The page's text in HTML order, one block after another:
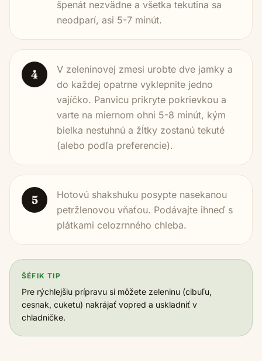
špenát nezvädne a všetka tekutina sa
neodparí, asi 5-7 minút.
4
V zeleninovej zmesi urobte dve jamky a
do každej opatrne vyklepnite jedno
vajíčko. Panvicu prikryte pokrievkou a
varte na miernom ohni 5-8 minút, kým
bielka nestuhnú a žĺtky zostanú tekuté
(alebo podľa preferencie).
5
Hotovú shakshuku posypte nasekanou
petržlenovou vňaťou. Podávajte ihneď s
plátkami celozrnného chleba.
ŠÉFIK TIP
Pre rýchlejšiu prípravu si môžete zeleninu (cibuľu,
cesnak, cuketu) nakrájať vopred a uskladniť v
chladničke.